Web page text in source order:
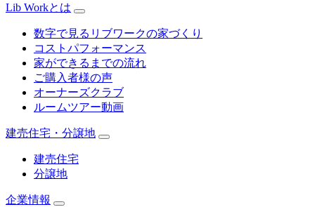
Lib Workとは
数字で見るリブワークの家づくり
コストパフォーマンス
家ができるまでの流れ
ご購入者様の声
オーナーズクラブ
ルームツアー動画
建売住宅・分譲地
建売住宅
分譲地
企業情報